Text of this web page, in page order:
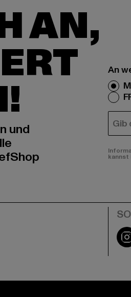
AN,
und
An
E-
kannst